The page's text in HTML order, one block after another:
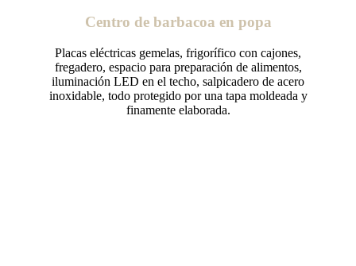
Centro de barbacoa en popa
Placas eléctricas gemelas, frigorífico con cajones,
fregadero, espacio para preparación de alimentos,
iluminación LED en el techo, salpicadero de acero
inoxidable, todo protegido por una tapa moldeada y
finamente elaborada.